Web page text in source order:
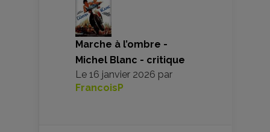
Marche à l’ombre -
Michel Blanc - critique
Le 16 janvier 2026 par
FrancoisP